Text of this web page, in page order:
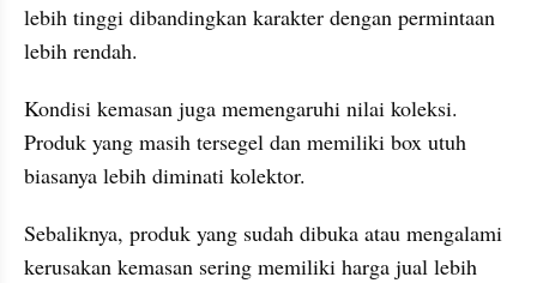
lebih tinggi dibandingkan karakter dengan permintaan
lebih rendah.
Kondisi kemasan juga memengaruhi nilai koleksi.
Produk yang masih tersegel dan memiliki box utuh
biasanya lebih diminati kolektor.
Sebaliknya, produk yang sudah dibuka atau mengalami
kerusakan kemasan sering memiliki harga jual lebih